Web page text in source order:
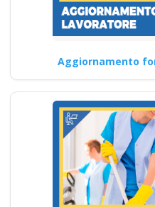
alto nella
per
Quali sono i
del corso di
Aggiornamento